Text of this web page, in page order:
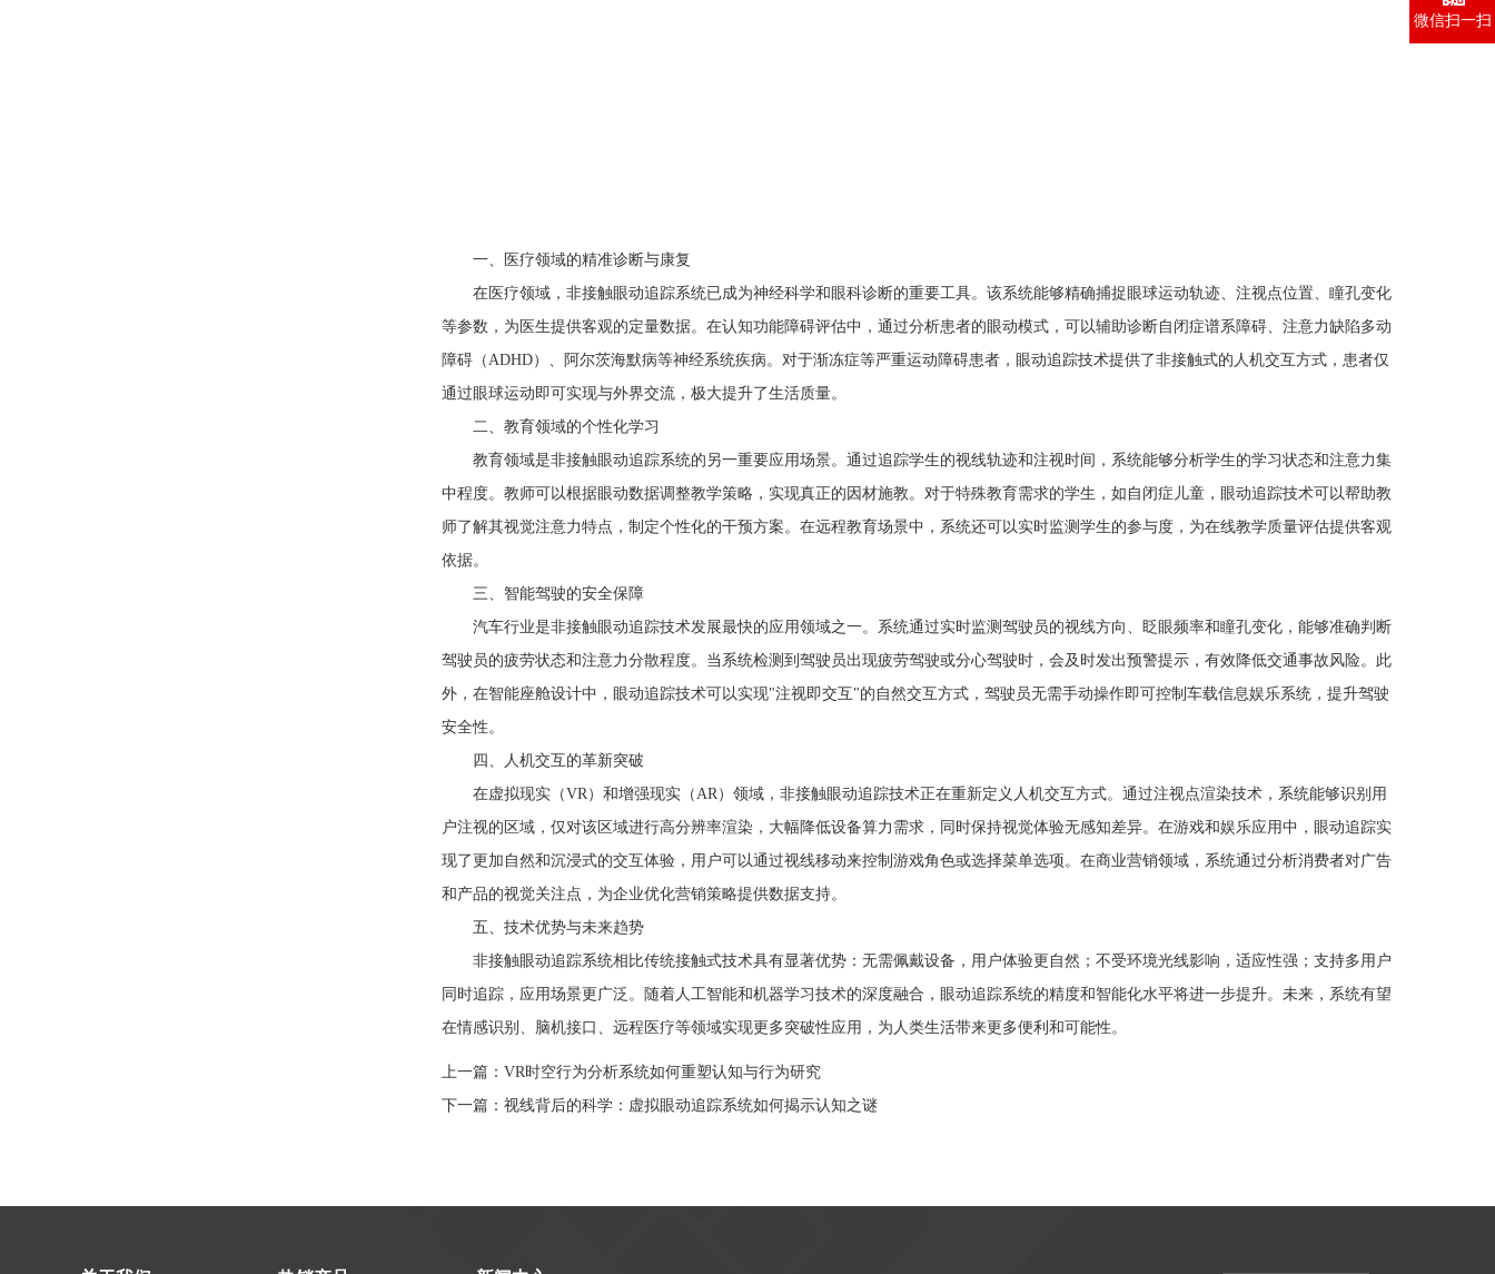
一、医疗领域的精准诊断与康复
在医疗领域，非接触眼动追踪系统已成为神经科学和眼科诊断的重要工具。该系统能够精确捕捉眼球运动轨迹、注视点位置、瞳孔变化
等参数，为医生提供客观的定量数据。在认知功能障碍评估中，通过分析患者的眼动模式，可以辅助诊断自闭症谱系障碍、注意力缺陷多动
障碍（ADHD）、阿尔茨海默病等神经系统疾病。对于渐冻症等严重运动障碍患者，眼动追踪技术提供了非接触式的人机交互方式，患者仅
通过眼球运动即可实现与外界交流，极大提升了生活质量。
二、教育领域的个性化学习
教育领域是非接触眼动追踪系统的另一重要应用场景。通过追踪学生的视线轨迹和注视时间，系统能够分析学生的学习状态和注意力集
中程度。教师可以根据眼动数据调整教学策略，实现真正的因材施教。对于特殊教育需求的学生，如自闭症儿童，眼动追踪技术可以帮助教
师了解其视觉注意力特点，制定个性化的干预方案。在远程教育场景中，系统还可以实时监测学生的参与度，为在线教学质量评估提供客观
依据。
三、智能驾驶的安全保障
汽车行业是非接触眼动追踪技术发展最快的应用领域之一。系统通过实时监测驾驶员的视线方向、眨眼频率和瞳孔变化，能够准确判断
驾驶员的疲劳状态和注意力分散程度。当系统检测到驾驶员出现疲劳驾驶或分心驾驶时，会及时发出预警提示，有效降低交通事故风险。此
外，在智能座舱设计中，眼动追踪技术可以实现"注视即交互"的自然交互方式，驾驶员无需手动操作即可控制车载信息娱乐系统，提升驾驶
安全性。
四、人机交互的革新突破
在虚拟现实（VR）和增强现实（AR）领域，非接触眼动追踪技术正在重新定义人机交互方式。通过注视点渲染技术，系统能够识别用
户注视的区域，仅对该区域进行高分辨率渲染，大幅降低设备算力需求，同时保持视觉体验无感知差异。在游戏和娱乐应用中，眼动追踪实
现了更加自然和沉浸式的交互体验，用户可以通过视线移动来控制游戏角色或选择菜单选项。在商业营销领域，系统通过分析消费者对广告
和产品的视觉关注点，为企业优化营销策略提供数据支持。
五、技术优势与未来趋势
非接触眼动追踪系统相比传统接触式技术具有显著优势：无需佩戴设备，用户体验更自然；不受环境光线影响，适应性强；支持多用户
同时追踪，应用场景更广泛。随着人工智能和机器学习技术的深度融合，眼动追踪系统的精度和智能化水平将进一步提升。未来，系统有望
在情感识别、脑机接口、远程医疗等领域实现更多突破性应用，为人类生活带来更多便利和可能性。
上一篇： VR时空行为分析系统如何重塑认知与行为研究
下一篇： 视线背后的科学：虚拟眼动追踪系统如何揭示认知之谜
微信扫一扫